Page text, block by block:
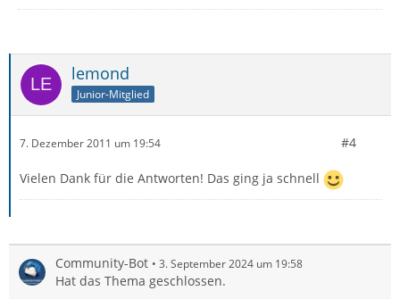
lemond
Junior-Mitglied
7. Dezember 2011 um 19:54 #4
Vielen Dank für die Antworten! Das ging ja schnell
Community-Bot 3. September 2024 um 19:58
Hat das Thema geschlossen.